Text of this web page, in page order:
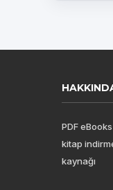
PDF
kitap
kaynağı